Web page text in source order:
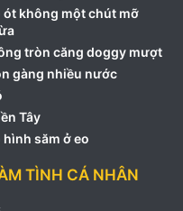
ót không một chút mỡ
tròn căng doggy mượt
gàng nhiều nước
Tây
hình săm ở eo
TÌNH CÁ NHÂN